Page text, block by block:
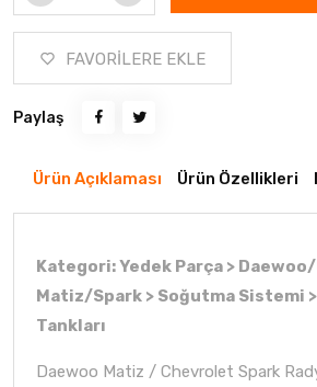
FAVORİLERE EKLE
Paylaş
Ürün Açıklaması Ürün Özellikleri
Kategori: Yedek Parça >
Matiz/Spark > Soğutma Sistemi
Tankları
Daewoo Matiz / Chevrolet Spark